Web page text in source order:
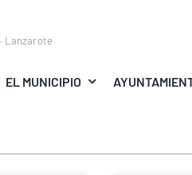
Lanzarote
EL MUNICIPIO